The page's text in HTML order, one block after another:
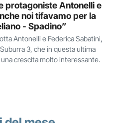
protagoniste Antonelli e
noi tifavamo per la
- Spadino”
Antonelli e Federica Sabatini,
3, che in questa ultima
crescita molto interessante.